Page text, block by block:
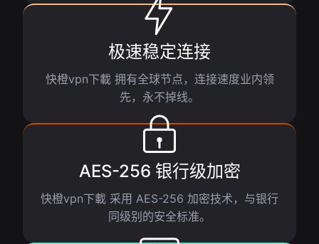
极速稳定连接
快橙vpn下載 拥有全球节点，连接速度业内领
先，永不掉线。
AES-256 银行级加密
快橙vpn下載 采用 AES-256 加密技术，与银行
同级别的安全标准。